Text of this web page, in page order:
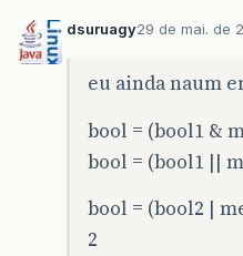
dsuruagy29 de mai. de
eu ainda naum
bool = (bool1 &
bool = (bool1 ||
bool = (bool2 |
2